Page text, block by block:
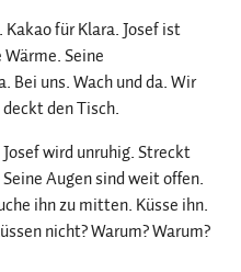
Kakao für Klara. Josef ist
Seine
Bei uns. Wach und da. Wir
den Tisch.
wird unruhig. Streckt
Augen sind weit offen.
ihn zu mitten. Küsse ihn.
nicht? Warum? Warum?